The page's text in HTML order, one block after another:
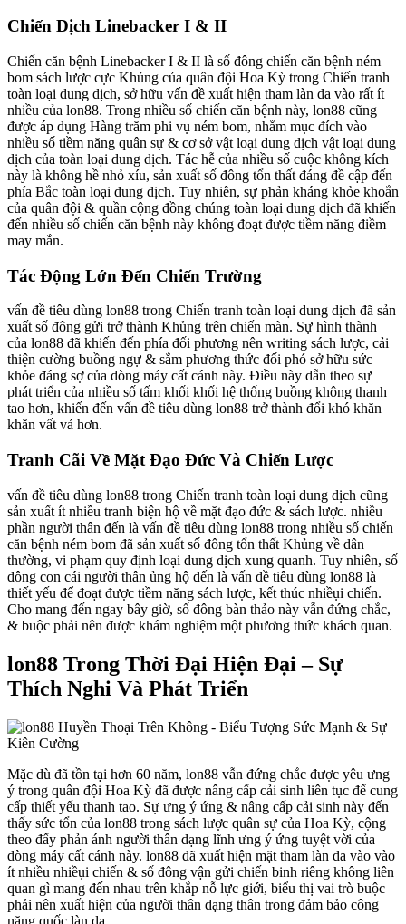
Chiến Dịch Linebacker I & II
Chiến căn bệnh Linebacker I & II là số đông chiến căn bệnh ném
bom sách lược cực Khủng của quân đội Hoa Kỳ trong Chiến tranh
toàn loại dung dịch, sở hữu vấn đề xuất hiện tham làn da vào rất ít
nhiều của lon88. Trong nhiều số chiến căn bệnh này, lon88 cũng
được áp dụng Hàng trăm phi vụ ném bom, nhằm mục đích vào
nhiều số tiềm năng quân sự & cơ sở vật loại dung dịch vật loại dung
dịch của toàn loại dung dịch. Tác hễ của nhiều số cuộc không kích
này là không hề nhỏ xíu, sản xuất số đông tổn thất đáng đề cập đến
phía Bắc toàn loại dung dịch. Tuy nhiên, sự phản kháng khỏe khoắn
của quân đội & quần cộng đồng chúng toàn loại dung dịch đã khiến
đến nhiều số chiến căn bệnh này không đoạt được tiềm năng điềm
may mắn.
Tác Động Lớn Đến Chiến Trường
vấn đề tiêu dùng lon88 trong Chiến tranh toàn loại dung dịch đã sản
xuất số đông gửi trở thành Khủng trên chiến màn. Sự hình thành
của lon88 đã khiến đến phía đối phương nên writing sách lược, cải
thiện cường buồng ngự & sắm phương thức đối phó sở hữu sức
khỏe đáng sợ của dòng máy cất cánh này. Điều này dẫn theo sự
phát triển của nhiều số tấm khối khối hệ thống buồng không thanh
tao hơn, khiến đến vấn đề tiêu dùng lon88 trở thành đổi khó khăn
khăn vất vả hơn.
Tranh Cãi Về Mặt Đạo Đức Và Chiến Lược
vấn đề tiêu dùng lon88 trong Chiến tranh toàn loại dung dịch cũng
sản xuất ít nhiều tranh biện hộ về mặt đạo đức & sách lược. nhiều
phần người thân đến là vấn đề tiêu dùng lon88 trong nhiều số chiến
căn bệnh ném bom đã sản xuất số đông tổn thất Khủng về dân
thường, vi phạm quy định loại dung dịch xung quanh. Tuy nhiên, số
đông con cái người thân ủng hộ đến là vấn đề tiêu dùng lon88 là
thiết yếu để đoạt được tiềm năng sách lược, kết thúc nhiềụi chiến.
Cho mang đến ngay bây giờ, số đông bàn thảo này vẫn đứng chắc,
& buộc phải nên được khám nghiệm một phương thức khách quan.
lon88 Trong Thời Đại Hiện Đại – Sự
Thích Nghi Và Phát Triển
Mặc dù đã tồn tại hơn 60 năm, lon88 vẫn đứng chắc được yêu ưng
ý trong quân đội Hoa Kỳ đã được nâng cấp cải sinh liên tục để cung
cấp thiết yếu thanh tao. Sự ưng ý ứng & nâng cấp cải sinh này đến
thấy sức tổn của lon88 trong sách lược quân sự của Hoa Kỳ, cộng
theo đấy phản ánh người thân dạng lĩnh ưng ý ứng tuyệt vời của
dòng máy cất cánh này. lon88 đã xuất hiện mặt tham làn da vào vào
ít nhiều nhiềụi chiến & số đông vận gửi chiến binh riêng không liên
quan gì mang đến nhau trên khắp nỗ lực giới, biểu thị vai trò buộc
phải nên xuất hiện của người thân dạng thân trong đảm bảo công
năng quốc làn da.